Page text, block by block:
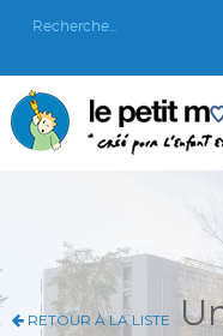
RETOUR À LA LISTE